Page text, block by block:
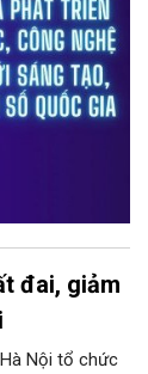
đai, giảm
Nội tổ chức